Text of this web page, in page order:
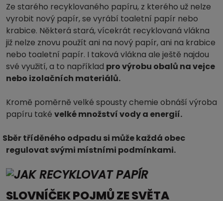
Ze starého recyklovaného papíru, z kterého už nelze
vyrobit nový papír, se vyrábí toaletní papír nebo
krabice. Některá stará, vícekrát recyklovaná vlákna
již nelze znovu použít ani na nový papír, ani na krabice
nebo toaletní papír. I taková vlákna ale ještě najdou
své využití, a to například pro výrobu obalů na vejce
nebo izolačních materiálů.
Kromě poměrně velké spousty chemie obnáší výroba
papíru také velké množství vody a energií.
Sběr tříděného odpadu si může každá obec
regulovat svými místními podmínkami.
SLOVNÍČEK POJMŮ ZE SVĚTA